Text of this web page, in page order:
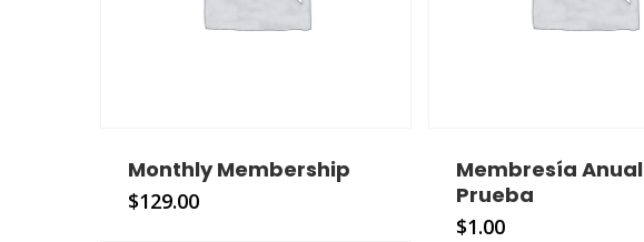
Monthly Membership
$129.00
Membresía Anual
Prueba
$1.00